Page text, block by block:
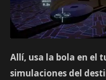
Allí, usa la bola en el
simulaciones del